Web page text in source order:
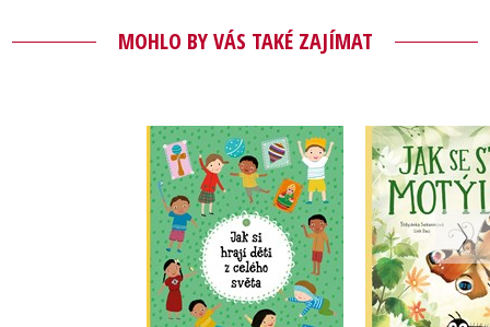
MOHLO BY VÁS TAKÉ ZAJÍMAT
Jak si hrají děti z
celého světa
Štěpánka Sekaninová
Jak se stát
Štěpánka